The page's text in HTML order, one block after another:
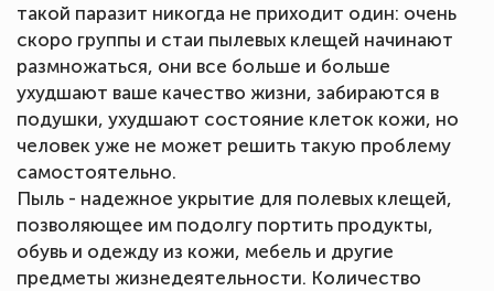
такой паразит никогда не приходит один: очень
скоро группы и стаи пылевых клещей начинают
размножаться, они все больше и больше
ухудшают ваше качество жизни, забираются в
подушки, ухудшают состояние клеток кожи, но
человек уже не может решить такую проблему
самостоятельно.
Пыль - надежное укрытие для полевых клещей,
позволяющее им подолгу портить продукты,
обувь и одежду из кожи, мебель и другие
предметы жизнедеятельности. Количество